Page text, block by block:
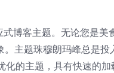
博客主题。无论您是
主题珠穆朗玛峰总是
的主题，具有快速的